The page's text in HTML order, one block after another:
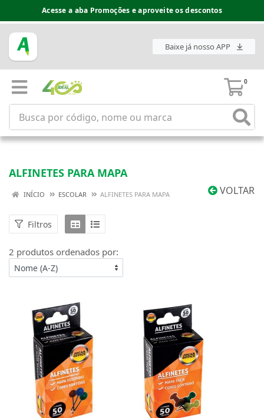
Acesse a aba Promoções e aproveite os descontos
Baixe já nosso APP
0
ALFINETES PARA MAPA
VOLTAR
INÍCIO ESCOLAR ALFINETES PARA MAPA
Filtros
2 produtos ordenados por: